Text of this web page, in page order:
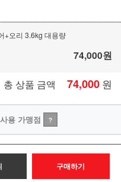
+오리 3.6kg 대용량
74,000원
총 상품 금액 74,000 원
용 가맹점 ?
구매하기